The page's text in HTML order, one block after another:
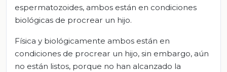
espermatozoides, ambos están en condiciones
biológicas de procrear un hijo.
Física y biológicamente ambos están en
condiciones de procrear un hijo, sin embargo, aún
no están listos, porque no han alcanzado la